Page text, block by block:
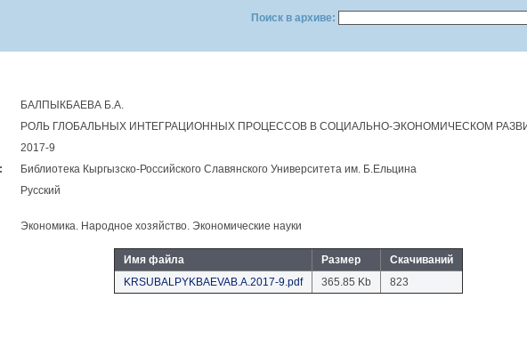
Поиск в архиве:
БАЛПЫКБАЕВА Б.А.
РОЛЬ ГЛОБАЛЬНЫХ ИНТЕГРАЦИОННЫХ ПРОЦЕССОВ В СОЦИАЛЬНО-ЭКОНОМИЧЕСКОМ
2017-9
Библиотека Кыргызско-Российского Славянского Университета им. Б.Eльцина
Русский
Экономика. Народное хозяйство. Экономические науки
Имя файла Размер
Скачиваний
KRSUBALPYKBAEVAB.A.2017-9.pdf
365.85 Kb 823